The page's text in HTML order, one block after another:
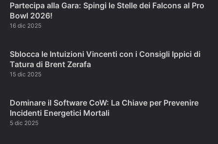
Partecipa alla Gara: Spingi le Stelle dei Falcons al Pro
Bowl 2026!
16 dic 2025
Sblocca le Intuizioni Vincenti con i Consigli Ippici di
Tatura di Brent Zerafa
15 dic 2025
Dominare il Software CoW: La Chiave per Prevenire
Incidenti Energetici Mortali
5 dic 2025